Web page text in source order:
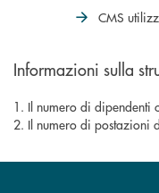
CMS
Informazioni sulla
1. Il numero di dipendenti
2. Il numero di postazioni